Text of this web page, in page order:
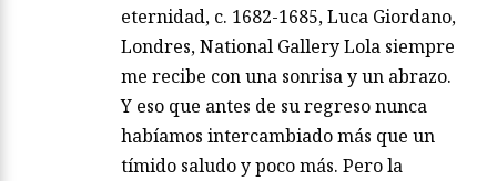
eternidad, c. 1682-1685, Luca Giordano,
Londres, National Gallery Lola siempre
me recibe con una sonrisa y un abrazo.
Y eso que antes de su regreso nunca
habíamos intercambiado más que un
tímido saludo y poco más. Pero la